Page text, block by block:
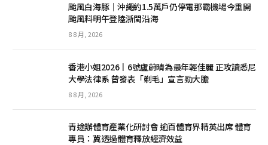
颱風白海豚｜沖繩約1.5萬戶仍停電那霸機場今重開
颱風料明午登陸浙閩沿海
8 8 月, 2026
香港小姐2026丨6號盧蔚晴為最年輕佳麗 正攻讀悉尼
大學法律系 曾發表「剃毛」宣言勁大膽
8 8 月, 2026
青途辦體育產業化研討會 逾百體育界精英出席 體育
專員：冀透過體育釋放經濟效益